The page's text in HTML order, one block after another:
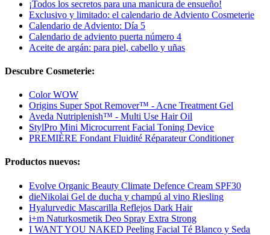
¡Todos los secretos para una manicura de ensueño!
Exclusivo y limitado: el calendario de Adviento Cosmeterie
Calendario de Adviento: Día 5
Calendario de adviento puerta número 4
Aceite de argán: para piel, cabello y uñas
Descubre Cosmeterie:
Color WOW
Origins Super Spot Remover™ - Acne Treatment Gel
Aveda Nutriplenish™ - Multi Use Hair Oil
StylPro Mini Microcurrent Facial Toning Device
PREMIÈRE Fondant Fluidité Réparateur Conditioner
Productos nuevos:
Evolve Organic Beauty Climate Defence Cream SPF30
dieNikolai Gel de ducha y champú al vino Riesling
Hyalurvedic Mascarilla Reflejos Dark Hair
i+m Naturkosmetik Deo Spray Extra Strong
I WANT YOU NAKED Peeling Facial Té Blanco y Seda